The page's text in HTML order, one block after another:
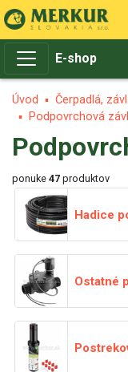
E-shop
Úvod Čerpadlá,
Podpovrchová
ponuke 47 produktov
Hadice
Ostatné